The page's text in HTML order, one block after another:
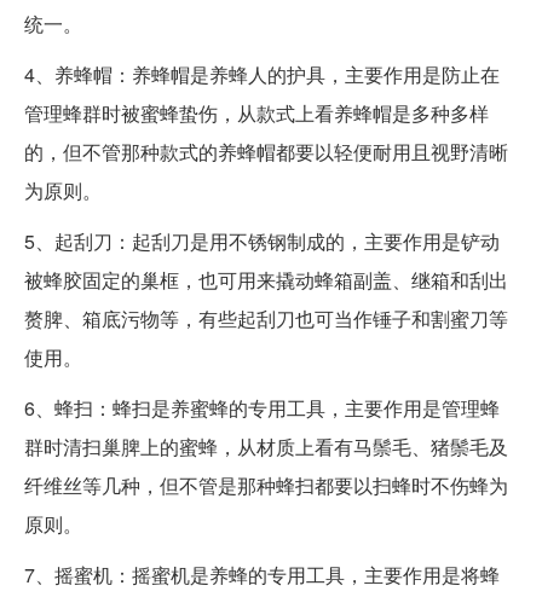
统一。
4、养蜂帽：养蜂帽是养蜂人的护具，主要作用是防止在
管理蜂群时被蜜蜂蛰伤，从款式上看养蜂帽是多种多样
的，但不管那种款式的养蜂帽都要以轻便耐用且视野清晰
为原则。
5、起刮刀：起刮刀是用不锈钢制成的，主要作用是铲动
被蜂胶固定的巢框，也可用来撬动蜂箱副盖、继箱和刮出
赘脾、箱底污物等，有些起刮刀也可当作锤子和割蜜刀等
使用。
6、蜂扫：蜂扫是养蜜蜂的专用工具，主要作用是管理蜂
群时清扫巢脾上的蜜蜂，从材质上看有马鬃毛、猪鬃毛及
纤维丝等几种，但不管是那种蜂扫都要以扫蜂时不伤蜂为
原则。
7、摇蜜机：摇蜜机是养蜂的专用工具，主要作用是将蜂